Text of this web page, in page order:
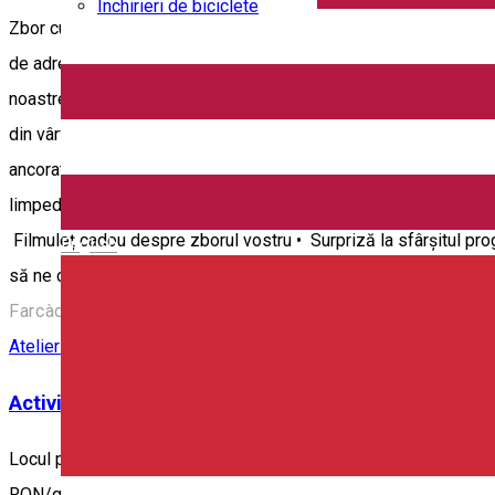
English
Închirieri de biciclete
Zbor cu balon cu aer cald lângă Odorheiu Secuiesc. Durata
de adrenalină, dar nu este așa. De fapt, zborul cu balonul cu
noastre, zburăm cu viteza vântului la altitudini mici de câteva
din vârful copacilor. Zborul liber se efectuează cu 2-4
ancorate cu balon, unde putem ridica întro oră maxim 30 de
limpede, iar avem o vedere mai clară deasupra peisajului de
Filmuleț cadou despre zborul vostru • Surpriză la sfârșitul
să ne contactați pe 0740 680 632 WatsApp sau telefon. Copii
Farcàd, Romania
Atelier demonstrativ
Activitățile experimentale
Locul programului: Județul Harghita, Corund Destinație: